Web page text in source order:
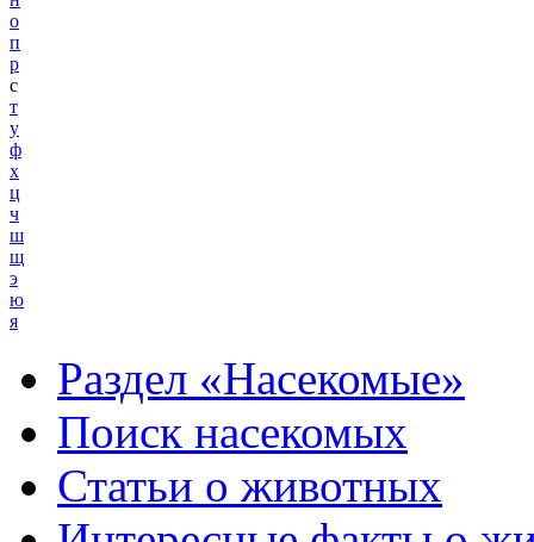
о
п
р
с
т
у
ф
х
ц
ч
ш
щ
э
ю
я
Раздел «Насекомые»
Поиск насекомых
Статьи о животных